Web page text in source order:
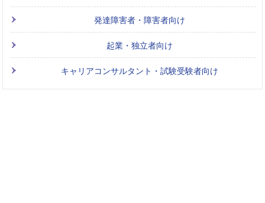
発達障害者・障害者向け
起業・独立者向け
キャリアコンサルタント・試験受験者向け